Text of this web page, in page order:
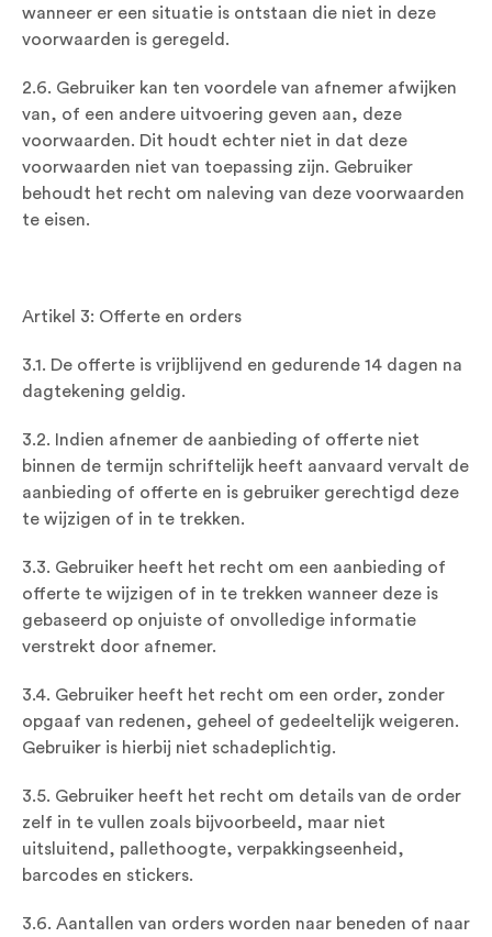
wanneer er een situatie is ontstaan die niet in deze
voorwaarden is geregeld.
2.6. Gebruiker kan ten voordele van afnemer afwijken
van, of een andere uitvoering geven aan, deze
voorwaarden. Dit houdt echter niet in dat deze
voorwaarden niet van toepassing zijn. Gebruiker
behoudt het recht om naleving van deze voorwaarden
te eisen.
Artikel 3: Offerte en orders
3.1. De offerte is vrijblijvend en gedurende 14 dagen na
dagtekening geldig.
3.2. Indien afnemer de aanbieding of offerte niet
binnen de termijn schriftelijk heeft aanvaard vervalt de
aanbieding of offerte en is gebruiker gerechtigd deze
te wijzigen of in te trekken.
3.3. Gebruiker heeft het recht om een aanbieding of
offerte te wijzigen of in te trekken wanneer deze is
gebaseerd op onjuiste of onvolledige informatie
verstrekt door afnemer.
3.4. Gebruiker heeft het recht om een order, zonder
opgaaf van redenen, geheel of gedeeltelijk weigeren.
Gebruiker is hierbij niet schadeplichtig.
3.5. Gebruiker heeft het recht om details van de order
zelf in te vullen zoals bijvoorbeeld, maar niet
uitsluitend, pallethoogte, verpakkingseenheid,
barcodes en stickers.
3.6. Aantallen van orders worden naar beneden of naar